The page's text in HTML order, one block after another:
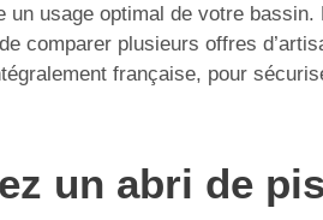
un usage optimal de votre
comparer plusieurs offres
française, pour
un abri de